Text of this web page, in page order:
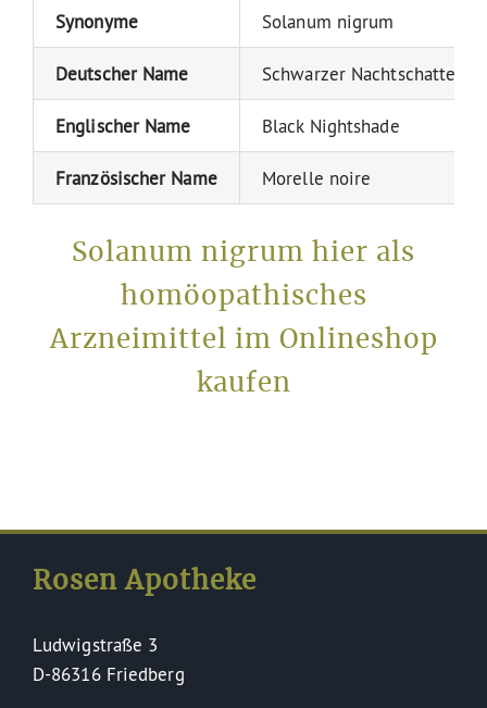
Synonyme Solanum nigrum
Deutscher Name Schwarzer Nachtschatten
Englischer Name Black Nightshade
Französischer Name Morelle noire
Solanum nigrum hier als
homöopathisches
Arzneimittel im Onlineshop
kaufen
Rosen Apotheke
Ludwigstraße 3
D-86316 Friedberg